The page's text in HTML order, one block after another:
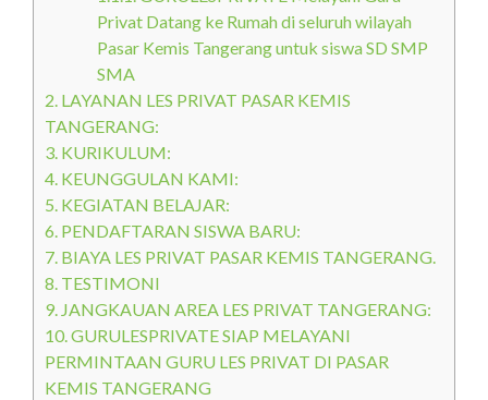
Privat Datang ke Rumah di seluruh wilayah
Pasar Kemis Tangerang untuk siswa SD SMP
SMA
2. LAYANAN LES PRIVAT PASAR KEMIS
TANGERANG:
3. KURIKULUM:
4. KEUNGGULAN KAMI:
5. KEGIATAN BELAJAR:
6. PENDAFTARAN SISWA BARU:
7. BIAYA LES PRIVAT PASAR KEMIS TANGERANG.
8. TESTIMONI
9. JANGKAUAN AREA LES PRIVAT TANGERANG:
10.GURULESPRIVATE SIAP MELAYANI
PERMINTAAN GURU LES PRIVAT DI PASAR
KEMIS TANGERANG